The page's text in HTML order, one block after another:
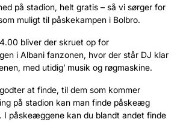
på stadion, helt gratis – så vi sørger for
muligt til påskekampen i Bolbro.
bliver der skruet op for
i Albani fanzonen, hvor der står DJ klar
med utidig’ musik og røgmaskine.
at finde, til dem som kommer
på stadion kan man finde påskeæg
I påskeæggene kan du blandt andet finde